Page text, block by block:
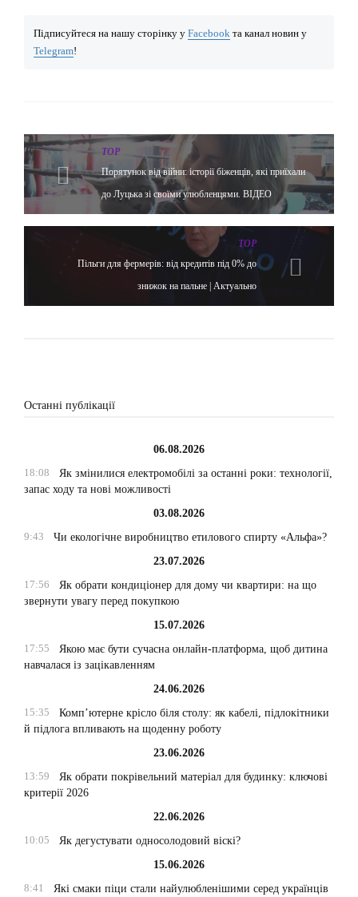
Підписуйтеся на нашу сторінку у Facebook та канал новин у
Telegram!
TOP
Порятунок від війни: історії біженців, які приїхали
до Луцька зі своїми улюбленцями. ВІДЕО
TOP
Пільги для фермерів: від кредитів під 0% до
знижок на пальне | Актуально
Останні публікації
06.08.2026
18:08
Як змінилися електромобілі за останні роки: технології,
запас ходу та нові можливості
03.08.2026
9:43
Чи екологічне виробництво етилового спирту «Альфа»?
23.07.2026
17:56
Як обрати кондиціонер для дому чи квартири: на що
звернути увагу перед покупкою
15.07.2026
17:55
Якою має бути сучасна онлайн-платформа, щоб дитина
навчалася із зацікавленням
24.06.2026
15:35
Комп’ютерне крісло біля столу: як кабелі, підлокітники
й підлога впливають на щоденну роботу
23.06.2026
13:59
Як обрати покрівельний матеріал для будинку: ключові
критерії 2026
22.06.2026
10:05
Як дегустувати односолодовий віскі?
15.06.2026
8:41
Які смаки піци стали найулюбленішими серед українців